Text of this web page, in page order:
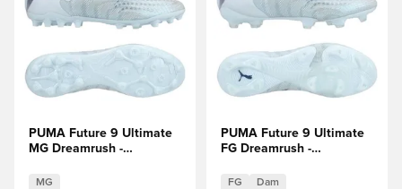
PUMA Future 9 Ultimate
MG Dreamrush -
MG
PUMA Future 9 Ultimate
FG Dreamrush -
FG Dam